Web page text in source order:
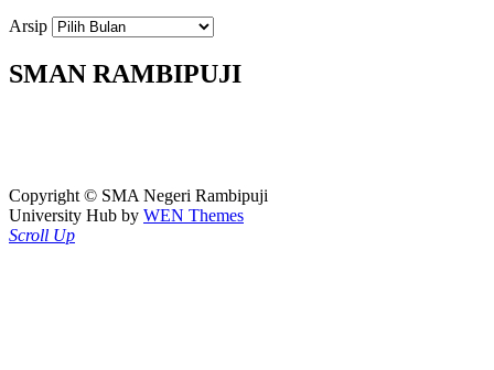
Arsip
SMAN RAMBIPUJI
Copyright © SMA Negeri Rambipuji
University Hub by WEN Themes
Scroll Up